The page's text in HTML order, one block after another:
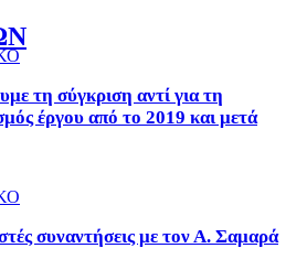
τη σύγκριση αντί για τη
έργου από το 2019 και μετά
συναντήσεις με τον Α. Σαμαρά